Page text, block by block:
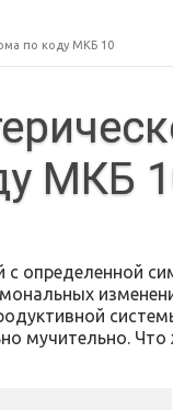
по коду МКБ 10
МКБ
с определенной
мучительно. Что